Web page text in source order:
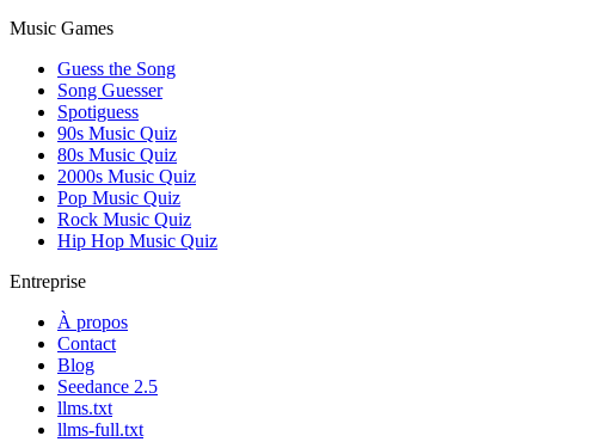
Music Games
Guess the Song
Song Guesser
Spotiguess
90s Music Quiz
80s Music Quiz
2000s Music Quiz
Pop Music Quiz
Rock Music Quiz
Hip Hop Music Quiz
Entreprise
À propos
Contact
Blog
Seedance 2.5
llms.txt
llms-full.txt